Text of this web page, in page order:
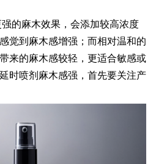
的麻木效果，会添加较高浓度
觉到麻木感增强；而相对温和的
来的麻木感较轻，更适合敏感或
时喷剂麻木感强，首先要关注产